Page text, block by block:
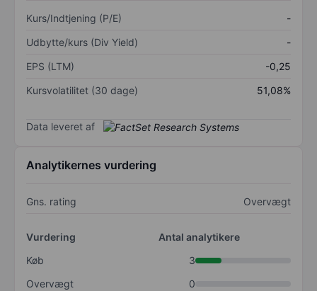
Kurs/Indtjening (P/E)
-
Udbytte/kurs (Div Yield)
-
EPS (LTM)
-0,25
Kursvolatilitet (30 dage)
51,08%
Data leveret af
Analytikernes vurdering
Gns. rating Overvægt
Vurdering
Antal analytikere
Køb
3
Overvægt
0